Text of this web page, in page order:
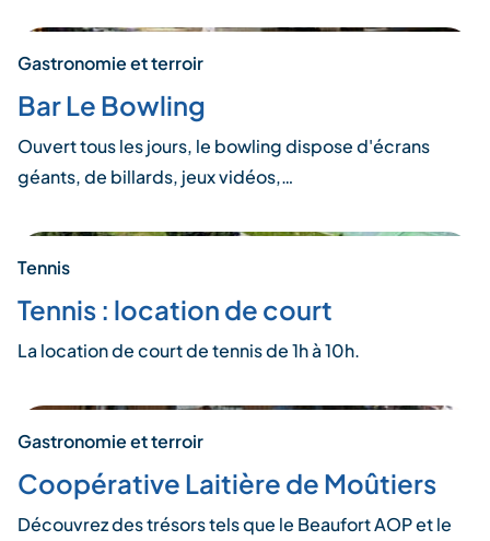
Gastronomie et terroir
Bar Le Bowling
Ouvert tous les jours, le bowling dispose d'écrans
géants, de billards, jeux vidéos,…
Tennis
Tennis : location de court
La location de court de tennis de 1h à 10h.
Gastronomie et terroir
Coopérative Laitière de Moûtiers
Découvrez des trésors tels que le Beaufort AOP et le